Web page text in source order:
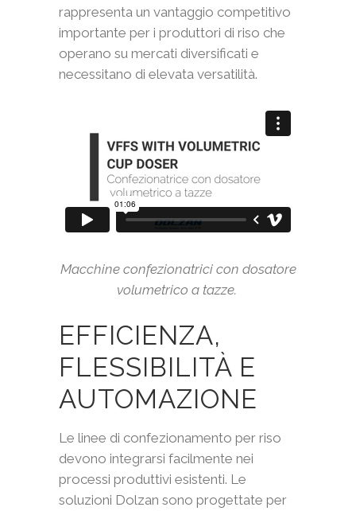
rappresenta un vantaggio competitivo
importante per i produttori di riso che
operano su mercati diversificati e
necessitano di elevata versatilità.
Macchine confezionatrici con dosatore
volumetrico a tazze.
EFFICIENZA,
FLESSIBILITÀ E
AUTOMAZIONE
Le linee di confezionamento per riso
devono integrarsi facilmente nei
processi produttivi esistenti. Le
soluzioni Dolzan sono progettate per